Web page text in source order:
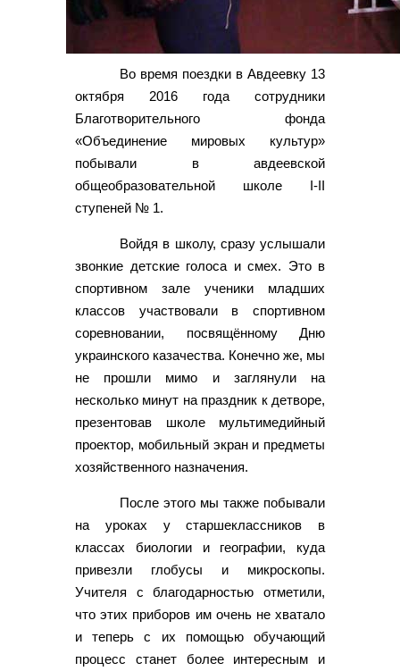
Во время поездки в Авдеевку 13
октября 2016 года сотрудники
Благотворительного фонда
«Объединение мировых культур»
побывали в авдеевской
общеобразовательной школе І-ІІ
ступеней № 1.
Войдя в школу, сразу услышали
звонкие детские голоса и смех. Это в
спортивном зале ученики младших
классов участвовали в спортивном
соревновании, посвящённому Дню
украинского казачества. Конечно же, мы
не прошли мимо и заглянули на
несколько минут на праздник к детворе,
презентовав школе мультимедийный
проектор, мобильный экран и предметы
хозяйственного назначения.
После этого мы также побывали
на уроках у старшеклассников в
классах биологии и географии, куда
привезли глобусы и микроскопы.
Учителя с благодарностью отметили,
что этих приборов им очень не хватало
и теперь с их помощью обучающий
процесс станет более интересным и